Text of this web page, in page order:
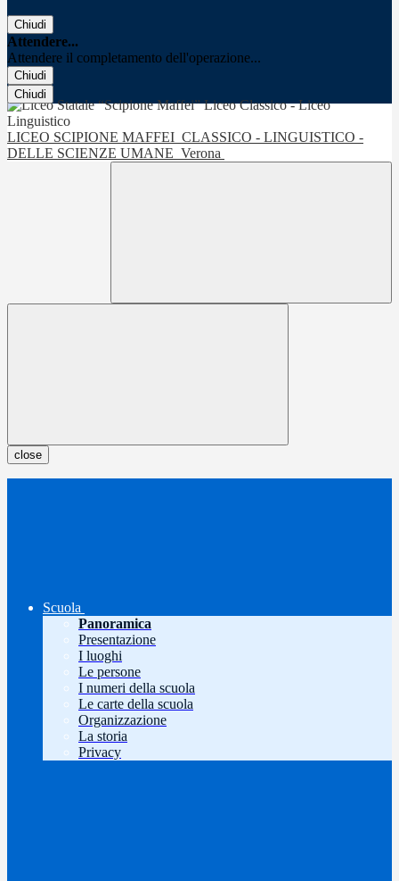
Chiudi
Attendere...
Attendere il completamento dell'operazione...
Chiudi
Chiudi
LICEO SCIPIONE MAFFEI CLASSICO - LINGUISTICO -
DELLE SCIENZE UMANE Verona
close
Scuola
Panoramica
Presentazione
I luoghi
Le persone
I numeri della scuola
Le carte della scuola
Organizzazione
La storia
Privacy